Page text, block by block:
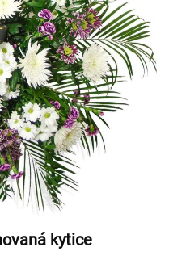
kytice